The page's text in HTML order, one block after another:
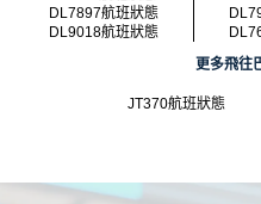
DL7897航班狀態
DL9018航班狀態
更多飛往
JT370航班狀態